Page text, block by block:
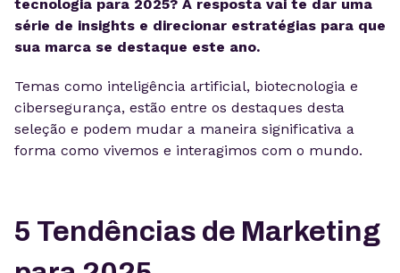
tecnologia para 2025? A resposta vai te dar uma
série de insights e direcionar estratégias para que
sua marca se destaque este ano.
Temas como inteligência artificial, biotecnologia e
cibersegurança, estão entre os destaques desta
seleção e podem mudar a maneira significativa a
forma como vivemos e interagimos com o mundo.
5 Tendências de Marketing